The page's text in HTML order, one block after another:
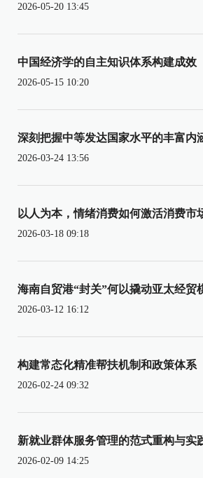
2026-05-20 13:45
中国经济学的自主知识体系构建成效
2026-05-15 10:20
深刻把握中等发达国家水平的丰富内
2026-03-24 13:56
以人为本，情绪消费如何激活消费市
2026-03-18 09:18
海南自贸港“封关”何以撬动亚太经贸
2026-03-12 16:12
构建常态化精准帮扶机制和政策体系
2026-02-24 09:32
新就业群体服务管理的范式重构与实
2026-02-09 14:25